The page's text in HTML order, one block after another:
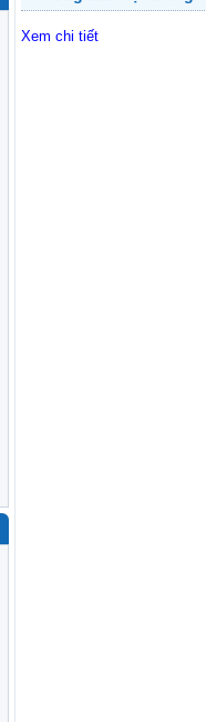
Xem chi tiết